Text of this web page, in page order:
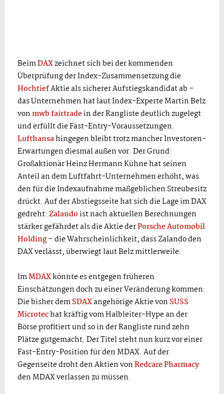
BeimDAXzeichnet sich bei der kommenden
Überprüfung der Index-Zusammensetzung die
HochtiefAktie als sicherer Aufstiegskandidat ab –
das Unternehmen hat laut Index-Experte Martin Belz
vonmwb fairtradein der Rangliste deutlich zugelegt
und erfüllt die Fast-Entry-Voraussetzungen.
Lufthansahingegen bleibt trotz mancher Investoren-
Erwartungen diesmal außen vor. Der Grund:
Großaktionär Heinz Hermann Kühne hat seinen
Anteil an dem Luftfahrt-Unternehmen erhöht, was
den für die Indexaufnahme maßgeblichen Streubesitz
drückt. Auf der Abstiegsseite hat sich die Lage im DAX
gedreht: Zalando ist nach aktuellen Berechnungen
stärker gefährdet als die Aktie derPorsche Automobil
Holding– die Wahrscheinlichkeit, dass Zalando den
DAX verlässt, überwiegt laut Belz mittlerweile.
ImMDAXkönnte es entgegen früheren
Einschätzungen doch zu einer Veränderung kommen:
Die bisher demSDAXangehörige Aktie von SUSS
Microtechat kräftig vom Halbleiter-Hype an der
Börse profitiert und so in der Rangliste rund zehn
Plätze gutgemacht. Der Titel steht nun kurz vor einer
Fast-Entry-Position für den MDAX. Auf der
Gegenseite droht den Aktien vonRedcare Pharmacy
den MDAX verlassen zu müssen.